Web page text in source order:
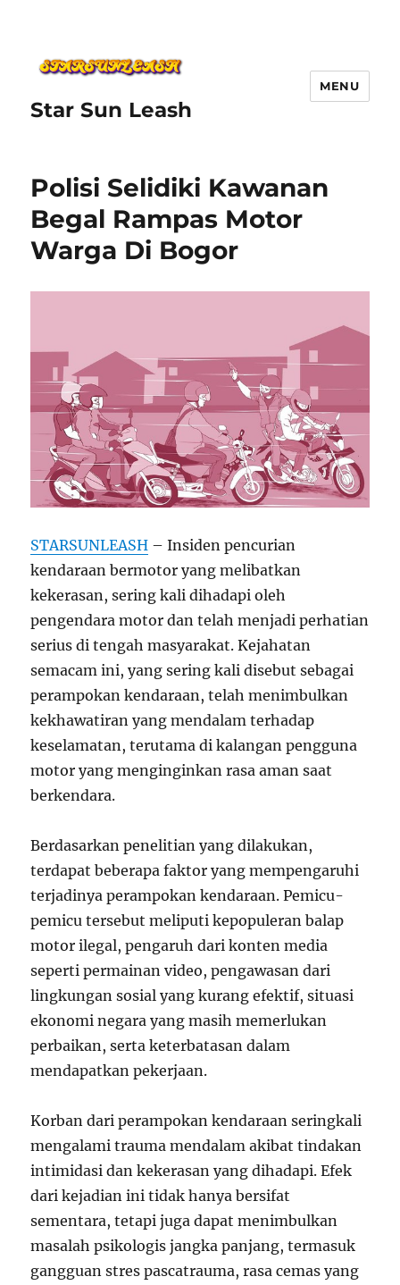
Star Sun Leash
MENU
Polisi Selidiki Kawanan
Begal Rampas Motor
Warga Di Bogor
STARSUNLEASH – Insiden pencurian
kendaraan bermotor yang melibatkan
kekerasan, sering kali dihadapi oleh
pengendara motor dan telah menjadi perhatian
serius di tengah masyarakat. Kejahatan
semacam ini, yang sering kali disebut sebagai
perampokan kendaraan, telah menimbulkan
kekhawatiran yang mendalam terhadap
keselamatan, terutama di kalangan pengguna
motor yang menginginkan rasa aman saat
berkendara.
Berdasarkan penelitian yang dilakukan,
terdapat beberapa faktor yang mempengaruhi
terjadinya perampokan kendaraan. Pemicu-
pemicu tersebut meliputi kepopuleran balap
motor ilegal, pengaruh dari konten media
seperti permainan video, pengawasan dari
lingkungan sosial yang kurang efektif, situasi
ekonomi negara yang masih memerlukan
perbaikan, serta keterbatasan dalam
mendapatkan pekerjaan.
Korban dari perampokan kendaraan seringkali
mengalami trauma mendalam akibat tindakan
intimidasi dan kekerasan yang dihadapi. Efek
dari kejadian ini tidak hanya bersifat
sementara, tetapi juga dapat menimbulkan
masalah psikologis jangka panjang, termasuk
gangguan stres pascatrauma, rasa cemas yang